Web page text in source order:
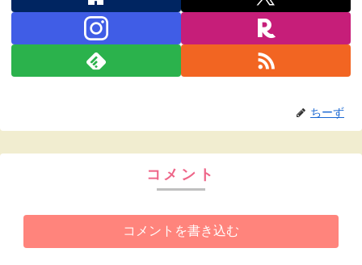
ちーず
コメント
コメントを書き込む